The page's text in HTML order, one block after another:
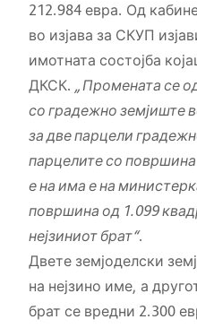
212.984 евра. Од
во изјава за СКУП
имотната состојба
ДКСК. „Промената се
со градежно земјиште
за две парцели
парцелите со
е на има е на
површина од 1.099
нејзиниот брат“.
Двете земјоделски
на нејзино име, а
брат се вредни 2.300